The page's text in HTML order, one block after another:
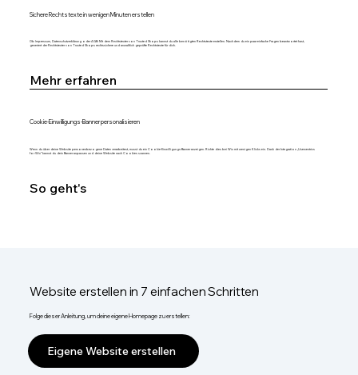
Sichere Rechtstexte in wenigen Minuten erstellen
Ob Impressum, Datenschutzerklärung oder AGB: Mit dem Rechtstexter von Trusted Shops kannst du alle benötigten Rechtstexte erstellen. Nachdem du ein paar einfache Fragen beantwortet hast,
generiert der Rechtstexter von Trusted Shops rechtssichere und anwaltlich geprüfte Rechtstexte für dich.
Mehr erfahren
Cookie-Einwilligungs-Banner personalisieren
Wenn du über deine Website personenbezogene Daten verarbeitest, musst du ein Cookie-Einwilligungs-Banner anzeigen. Richte dies bei Wix mit wenigen Klicks ein. Dank der Integration „Usercentrics
for Wix“ kannst du dein Banner anpassen und deine Website nach Cookies scannen.
So geht's
Website erstellen in 7 einfachen Schritten
Folge dieser Anleitung, um deine eigene Homepage zu erstellen:
Eigene Website erstellen